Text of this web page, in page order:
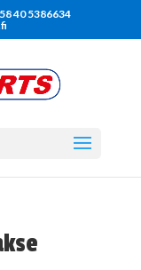
40 5386634